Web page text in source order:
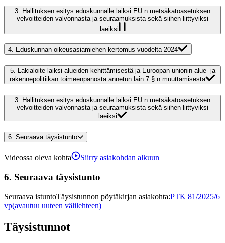
3. Hallituksen esitys eduskunnalle laiksi EU:n metsäkatoasetuksen
velvoitteiden valvonnasta ja seuraamuksista sekä siihen liittyviksi
laeiksi
4. Eduskunnan oikeusasiamiehen kertomus vuodelta 2024
5. Lakialoite laiksi alueiden kehittämisestä ja Euroopan unionin alue- ja
rakennepolitiikan toimeenpanosta annetun lain 7 §:n muuttamisesta
3.
Hallituksen esitys eduskunnalle laiksi EU:n metsäkatoasetuksen
velvoitteiden valvonnasta ja seuraamuksista sekä siihen liittyviksi
laeiksi
6. Seuraava täysistunto
Videossa oleva kohta Siirry asiakohdan alkuun
6. Seuraava täysistunto
Seuraava istuntoTäysistunnon pöytäkirjan asiakohta:PTK 81/2025/6
vp(avautuu uuteen välilehteen)
Täysistunnot